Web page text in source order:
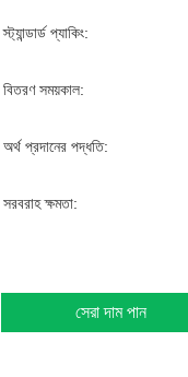
স্ট্যান্ডার্ড প্যাকিং:
বিতরণ সময়কাল:
অর্থ প্রদানের পদ্ধতি:
সরবরাহ ক্ষমতা:
সেরা দাম পান